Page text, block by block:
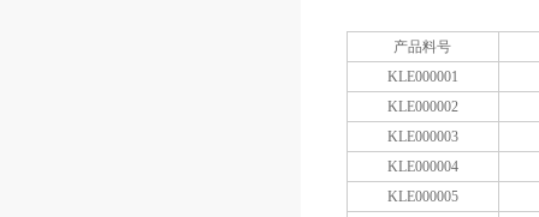
产品料号
KLE000001
KLE000002
KLE000003
KLE000004
KLE000005